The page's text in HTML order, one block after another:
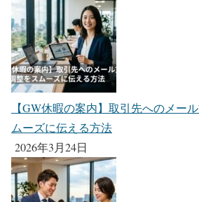
【GW休暇の案内】取引先へのメー
ムーズに伝える方法
2026年3月24日